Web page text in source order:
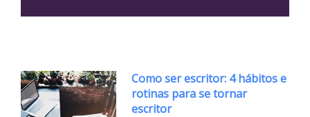
Como ser escritor: 4 hábitos e
rotinas para se tornar
escritor